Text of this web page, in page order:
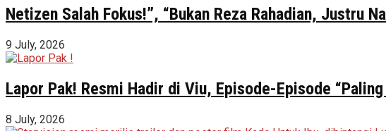
Netizen Salah Fokus!”, “Bukan Reza Rahadian, Justru
9 July, 2026
Lapor Pak! Resmi Hadir di Viu, Episode-Episode
8 July, 2026